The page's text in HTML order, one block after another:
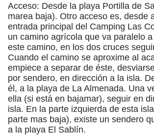
Acceso: Desde la playa Portilla de
marea baja). Otro acceso es, desde
entrada principal del Camping Las
un camino agrícola que va paralelo
este camino, en los dos cruces
Cuando el camino se aproxime al
empiece a separar de éste,
por sendero, en dirección a la isla.
él, a la playa de La Almenada. Una
ella (si está en bajamar), seguir en
isla. En la parte izquierda de esta
parte mas baja), existe un sendero
a la playa El Sablín.